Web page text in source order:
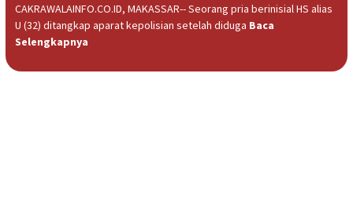
CAKRAWALAINFO.CO.ID, MAKASSAR-- Seorang pria berinisial HS alias
U (32) ditangkap aparat kepolisian setelah diduga Baca
Selengkapnya